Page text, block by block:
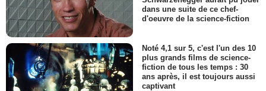
dans une suite de ce chef-
d'oeuvre de la science-fiction
Noté 4,1 sur 5, c'est l'un des 10
plus grands films de science-
fiction de tous les temps : 30
ans après, il est toujours aussi
captivant